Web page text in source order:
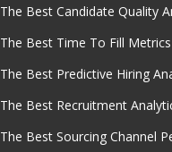
The Best Candidate Quality
The Best Time To Fill
The Best Predictive Hiring
The Best Recruitment
The Best Sourcing Channel